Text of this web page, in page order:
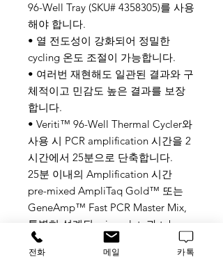
96-Well Tray (SKU# 4358305)를 사용
해야 합니다.
• 열 전도성이 강화되어 정밀한
cycling 온도 조절이 가능합니다.
• 여러번 재현해도 일관된 결과와 구
체적이고 민감도 높은 결과를 보장
합니다.
• Veriti™ 96-Well Thermal Cycler와
사용 시 PCR amplification 시간을 2
시간에서 25분으로 단축합니다.
25분 이내의 Amplification 시간
pre-mixed AmpliTaq Gold™ 또는
GeneAmp™ Fast PCR Master Mix,
특별히 설계된 microplate과 tube,
Veriti™ 96-Well Thermal Cycler로
전화 메일 카톡